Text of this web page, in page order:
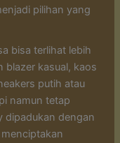
pilihan yang
bisa terlihat lebih
blazer kasual, kaos
putih atau
namun tetap
dipadukan dengan